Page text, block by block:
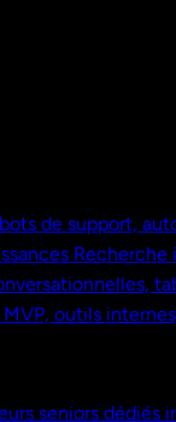
de support,
Recherche
MVP, outils
seniors dédiés